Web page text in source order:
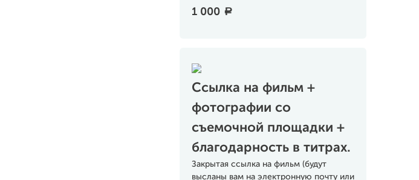
1 000 a
Ссылка на фильм +
фотографии со
съемочной площадки +
благодарность в титрах.
Закрытая ссылка на фильм (будут
высланы вам на электронную почту или